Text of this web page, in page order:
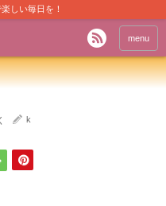
しい毎日を！
menu
k